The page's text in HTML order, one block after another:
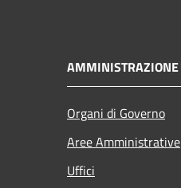
AMMINISTRAZIONE
Organi di Governo
Aree Amministrative
Uffici